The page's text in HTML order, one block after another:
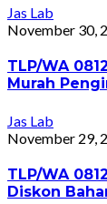
Jas Lab
November 30,
TLP/WA
Murah
Jas Lab
November 29,
TLP/WA
Diskon